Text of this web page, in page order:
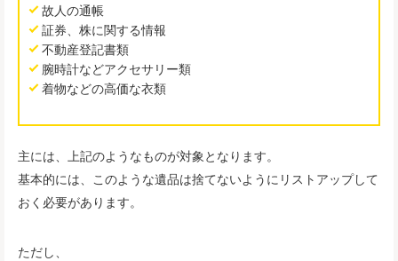
故人の通帳
証券、株に関する情報
不動産登記書類
腕時計などアクセサリー類
着物などの高価な衣類
主には、上記のようなものが対象となります。
基本的には、このような遺品は捨てないようにリストアップして
おく必要があります。
ただし、